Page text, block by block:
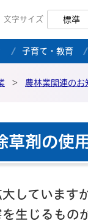
ムページ
文字サイズ 標準
子育て・教育
> 農林業関連のお
草剤の使用
しています
生じるも